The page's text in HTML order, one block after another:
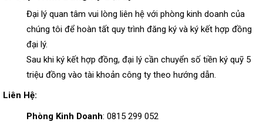
Đại lý quan tâm vui lòng liên hệ với phòng kinh doanh của
chúng tôi để hoàn tất quy trình đăng ký và ký kết hợp đồng
đại lý.
Sau khi ký kết hợp đồng, đại lý cần chuyển số tiền ký quỹ 5
triệu đồng vào tài khoản công ty theo hướng dẫn.
Liên Hệ:
Phòng Kinh Doanh: 0815 299 052